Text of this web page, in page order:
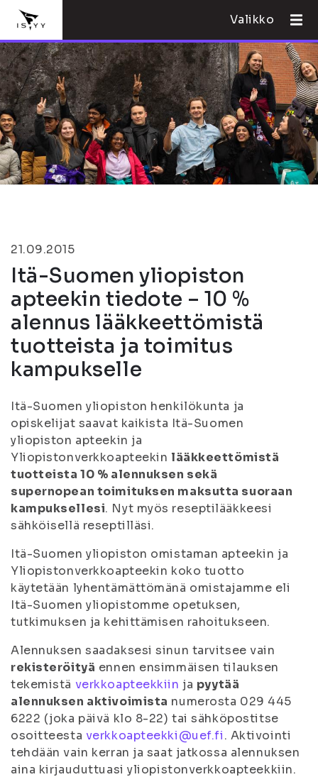
Valikko
21.09.2015
Itä-Suomen yliopiston
apteekin tiedote – 10 %
alennus lääkkeettömistä
tuotteista ja toimitus
kampukselle
Itä-Suomen yliopiston henkilökunta ja
opiskelijat saavat kaikista Itä-Suomen
yliopiston apteekin ja
Yliopistonverkkoapteekin lääkkeettömistä
tuotteista 10 % alennuksen sekä
supernopean toimituksen maksutta suoraan
kampuksellesi. Nyt myös reseptilääkkeesi
sähköisellä reseptilläsi.
Itä-Suomen yliopiston omistaman apteekin ja
Yliopistonverkkoapteekin koko tuotto
käytetään lyhentämättömänä omistajamme eli
Itä-Suomen yliopistomme opetuksen,
tutkimuksen ja kehittämisen rahoitukseen.
Alennuksen saadaksesi sinun tarvitsee vain
rekisteröityä ennen ensimmäisen tilauksen
tekemistä verkkoapteekkiin ja pyytää
alennuksen aktivoimista numerosta 029 445
6222 (joka päivä klo 8-22) tai sähköpostitse
osoitteesta verkkoapteekki@uef.fi. Aktivointi
tehdään vain kerran ja saat jatkossa alennuksen
aina kirjauduttuasi yliopistonverkkoapteekkiin.